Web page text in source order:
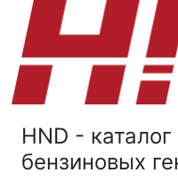
HND -
бензиновых